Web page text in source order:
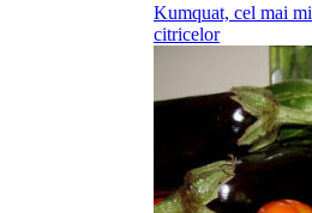
Kumquat, cel mai
citricelor